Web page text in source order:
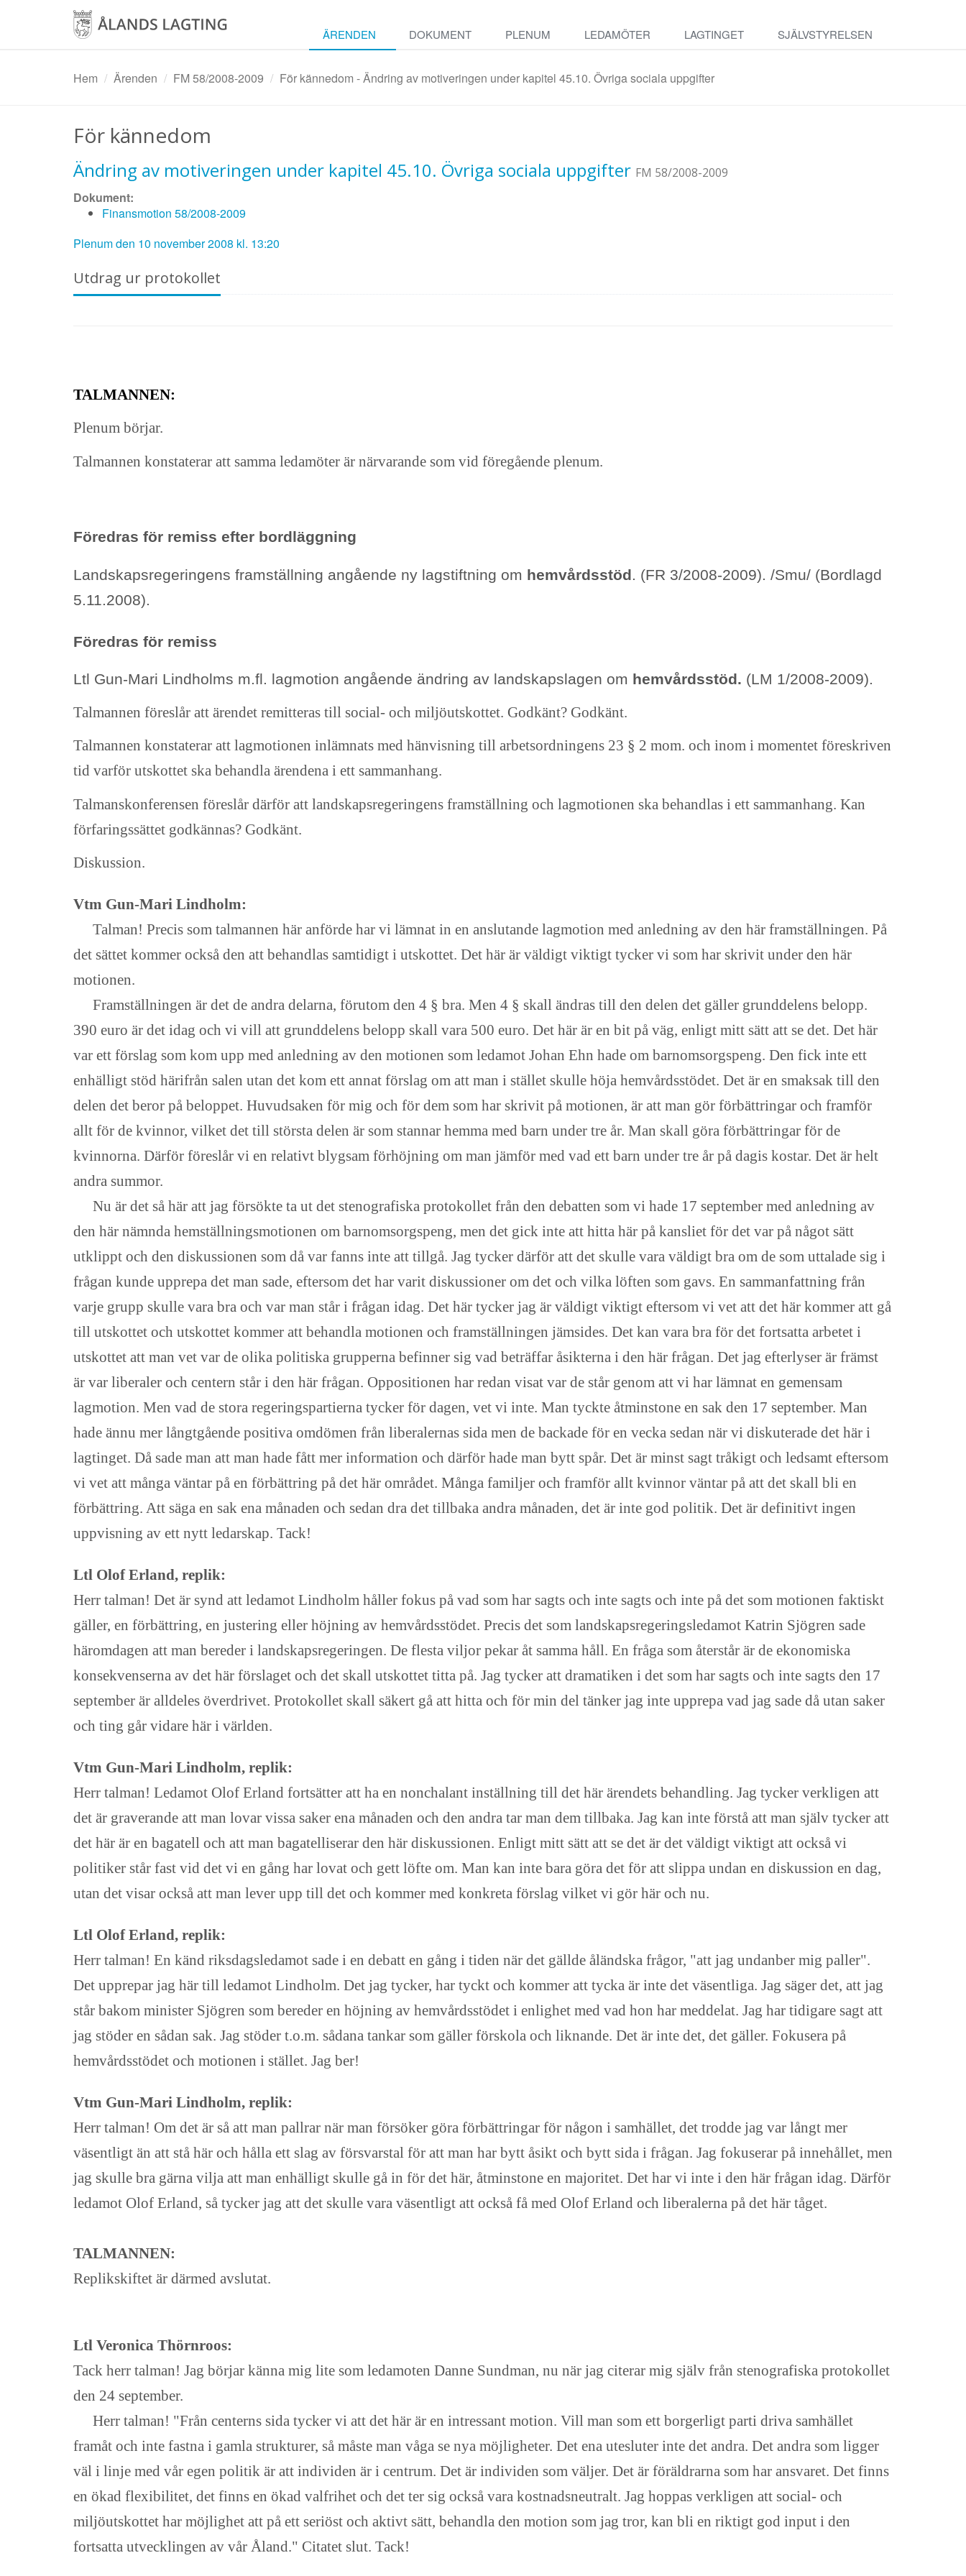
ÄRENDEN DOKUMENT PLENUM LEDAMÖTER LAGTINGET SJÄLVSTYRELSEN
Hem Ärenden FM 58/2008-2009 För kännedom - Ändring av motiveringen under kapitel 45.10. Övriga sociala uppgifter
För kännedom
Ändring av motiveringen under kapitel 45.10. Övriga sociala uppgifter FM 58/2008-2009
Dokument:
Finansmotion 58/2008-2009
Plenum den 10 november 2008 kl. 13:20
Utdrag ur protokollet
TALMANNEN:
Plenum börjar.
Talmannen konstaterar att samma ledamöter är närvarande som vid föregående plenum.
Föredras för remiss efter bordläggning
Landskapsregeringens framställning angående ny lagstiftning om hemvårdsstöd. (FR 3/2008-2009). /Smu/ (Bordlagd
5.11.2008).
Föredras för remiss
Ltl Gun-Mari Lindholms m.fl. lagmotion angående ändring av landskapslagen om hemvårdsstöd. (LM 1/2008-2009).
Talmannen föreslår att ärendet remitteras till social- och miljöutskottet. Godkänt? Godkänt.
Talmannen konstaterar att lagmotionen inlämnats med hänvisning till arbetsordningens 23 § 2 mom. och inom i momentet föreskriven
tid varför utskottet ska behandla ärendena i ett sammanhang.
Talmanskonferensen föreslår därför att landskapsregeringens framställning och lagmotionen ska behandlas i ett sammanhang. Kan
förfaringssättet godkännas? Godkänt.
Diskussion.
Vtm Gun-Mari Lindholm:
Talman! Precis som talmannen här anförde har vi lämnat in en anslutande lagmotion med anledning av den här framställningen. På
det sättet kommer också den att behandlas samtidigt i utskottet. Det här är väldigt viktigt tycker vi som har skrivit under den här
motionen.
Framställningen är det de andra delarna, förutom den 4 § bra. Men 4 § skall ändras till den delen det gäller grunddelens belopp.
390 euro är det idag och vi vill att grunddelens belopp skall vara 500 euro. Det här är en bit på väg, enligt mitt sätt att se det. Det här
var ett förslag som kom upp med anledning av den motionen som ledamot Johan Ehn hade om barnomsorgspeng. Den fick inte ett
enhälligt stöd härifrån salen utan det kom ett annat förslag om att man i stället skulle höja hemvårdsstödet. Det är en smaksak till den
delen det beror på beloppet. Huvudsaken för mig och för dem som har skrivit på motionen, är att man gör förbättringar och framför
allt för de kvinnor, vilket det till största delen är som stannar hemma med barn under tre år. Man skall göra förbättringar för de
kvinnorna. Därför föreslår vi en relativt blygsam förhöjning om man jämför med vad ett barn under tre år på dagis kostar. Det är helt
andra summor.
Nu är det så här att jag försökte ta ut det stenografiska protokollet från den debatten som vi hade 17 september med anledning av
den här nämnda hemställningsmotionen om barnomsorgspeng, men det gick inte att hitta här på kansliet för det var på något sätt
utklippt och den diskussionen som då var fanns inte att tillgå. Jag tycker därför att det skulle vara väldigt bra om de som uttalade sig i
frågan kunde upprepa det man sade, eftersom det har varit diskussioner om det och vilka löften som gavs. En sammanfattning från
varje grupp skulle vara bra och var man står i frågan idag. Det här tycker jag är väldigt viktigt eftersom vi vet att det här kommer att gå
till utskottet och utskottet kommer att behandla motionen och framställningen jämsides. Det kan vara bra för det fortsatta arbetet i
utskottet att man vet var de olika politiska grupperna befinner sig vad beträffar åsikterna i den här frågan. Det jag efterlyser är främst
är var liberaler och centern står i den här frågan. Oppositionen har redan visat var de står genom att vi har lämnat en gemensam
lagmotion. Men vad de stora regeringspartierna tycker för dagen, vet vi inte. Man tyckte åtminstone en sak den 17 september. Man
hade ännu mer långtgående positiva omdömen från liberalernas sida men de backade för en vecka sedan när vi diskuterade det här i
lagtinget. Då sade man att man hade fått mer information och därför hade man bytt spår. Det är minst sagt tråkigt och ledsamt eftersom
vi vet att många väntar på en förbättring på det här området. Många familjer och framför allt kvinnor väntar på att det skall bli en
förbättring. Att säga en sak ena månaden och sedan dra det tillbaka andra månaden, det är inte god politik. Det är definitivt ingen
uppvisning av ett nytt ledarskap. Tack!
Ltl Olof Erland, replik:
Herr talman! Det är synd att ledamot Lindholm håller fokus på vad som har sagts och inte sagts och inte på det som motionen faktiskt
gäller, en förbättring, en justering eller höjning av hemvårdsstödet. Precis det som landskapsregeringsledamot Katrin Sjögren sade
häromdagen att man bereder i landskapsregeringen. De flesta viljor pekar åt samma håll. En fråga som återstår är de ekonomiska
konsekvenserna av det här förslaget och det skall utskottet titta på. Jag tycker att dramatiken i det som har sagts och inte sagts den 17
september är alldeles överdrivet. Protokollet skall säkert gå att hitta och för min del tänker jag inte upprepa vad jag sade då utan saker
och ting går vidare här i världen.
Vtm Gun-Mari Lindholm, replik:
Herr talman! Ledamot Olof Erland fortsätter att ha en nonchalant inställning till det här ärendets behandling. Jag tycker verkligen att
det är graverande att man lovar vissa saker ena månaden och den andra tar man dem tillbaka. Jag kan inte förstå att man själv tycker att
det här är en bagatell och att man bagatelliserar den här diskussionen. Enligt mitt sätt att se det är det väldigt viktigt att också vi
politiker står fast vid det vi en gång har lovat och gett löfte om. Man kan inte bara göra det för att slippa undan en diskussion en dag,
utan det visar också att man lever upp till det och kommer med konkreta förslag vilket vi gör här och nu.
Ltl Olof Erland, replik:
Herr talman! En känd riksdagsledamot sade i en debatt en gång i tiden när det gällde åländska frågor, "att jag undanber mig paller".
Det upprepar jag här till ledamot Lindholm. Det jag tycker, har tyckt och kommer att tycka är inte det väsentliga. Jag säger det, att jag
står bakom minister Sjögren som bereder en höjning av hemvårdsstödet i enlighet med vad hon har meddelat. Jag har tidigare sagt att
jag stöder en sådan sak. Jag stöder t.o.m. sådana tankar som gäller förskola och liknande. Det är inte det, det gäller. Fokusera på
hemvårdsstödet och motionen i stället. Jag ber!
Vtm Gun-Mari Lindholm, replik:
Herr talman! Om det är så att man pallrar när man försöker göra förbättringar för någon i samhället, det trodde jag var långt mer
väsentligt än att stå här och hålla ett slag av försvarstal för att man har bytt åsikt och bytt sida i frågan. Jag fokuserar på innehållet, men
jag skulle bra gärna vilja att man enhälligt skulle gå in för det här, åtminstone en majoritet. Det har vi inte i den här frågan idag. Därför
ledamot Olof Erland, så tycker jag att det skulle vara väsentligt att också få med Olof Erland och liberalerna på det här tåget.
TALMANNEN:
Replikskiftet är därmed avslutat.
Ltl Veronica Thörnroos:
Tack herr talman! Jag börjar känna mig lite som ledamoten Danne Sundman, nu när jag citerar mig själv från stenografiska protokollet
den 24 september.
Herr talman! "Från centerns sida tycker vi att det här är en intressant motion. Vill man som ett borgerligt parti driva samhället
framåt och inte fastna i gamla strukturer, så måste man våga se nya möjligheter. Det ena utesluter inte det andra. Det andra som ligger
väl i linje med vår egen politik är att individen är i centrum. Det är individen som väljer. Det är föräldrarna som har ansvaret. Det finns
en ökad flexibilitet, det finns en ökad valfrihet och det ter sig också vara kostnadsneutralt. Jag hoppas verkligen att social- och
miljöutskottet har möjlighet att på ett seriöst och aktivt sätt, behandla den motion som jag tror, kan bli en riktigt god input i den
fortsatta utvecklingen av vår Åland." Citatet slut. Tack!